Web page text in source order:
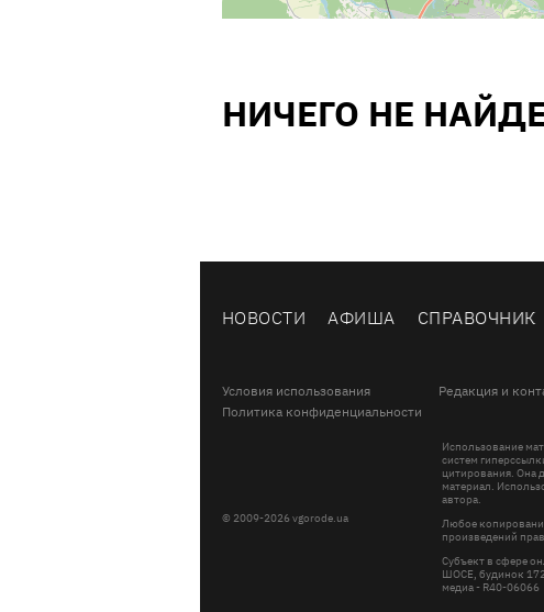
НИЧЕГО НЕ
НОВОСТИ АФИША СПРАВОЧНИК
Условия использования Редакция и
Политика конфиденциальности
© 2009-2026 vgorode.ua
Использование
систем
цитирования. Она
материал.
автора.
Любое
произведений
Субъект в сфере
ШОСЕ, будинок
медиа - R40-06066